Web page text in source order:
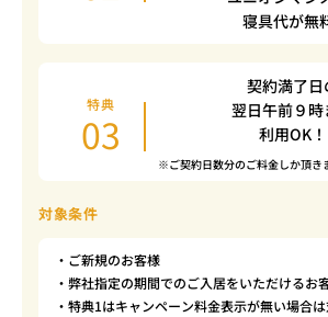
寝具代が無
特典
03
契約満了日
翌日午前９時
利用OK！
※ご契約日数分のご料金しか頂き
対象条件
・ご新規のお客様
・弊社指定の期間でのご入居をいただけるお
・特典1はキャンペーン料金表示が無い場合